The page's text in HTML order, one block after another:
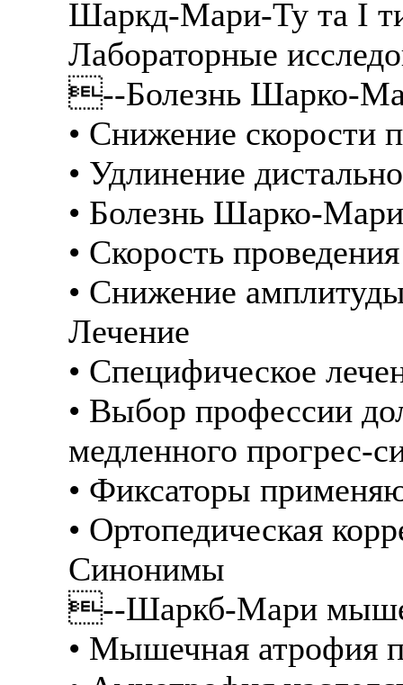
Шаркд-Мари-Ту та I
Лабораторные
--Болезнь Шарко-
• Снижение скорости
• Удлинение
• Болезнь Шарко-
• Скорость
• Снижение
Лечение
• Специфическое
• Выбор профессии
медленного прогрес-
• Фиксаторы
• Ортопедическая
Синонимы
--Шаркб-Мари
• Мышечная атрофия